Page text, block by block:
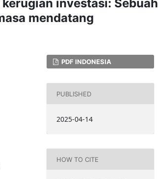
investasi: Sebuah
mendatang
PDF INDONESIA
PUBLISHED
2025-04-14
HOW TO CITE